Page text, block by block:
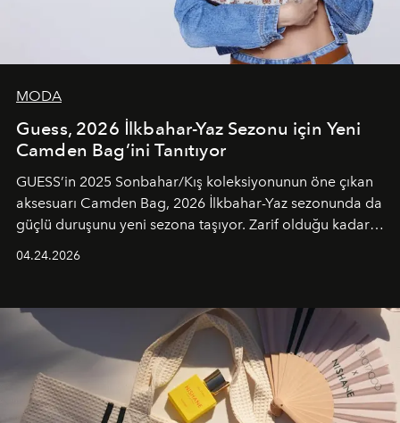
MODA
Guess, 2026 İlkbahar-Yaz Sezonu için Yeni
Camden Bag’ini Tanıtıyor
GUESS’in 2025 Sonbahar/Kış koleksiyonunun öne çıkan
aksesuarı Camden Bag, 2026 İlkbahar-Yaz sezonunda da
güçlü duruşunu yeni sezona taşıyor. Zarif olduğu kadar
04.24.2026